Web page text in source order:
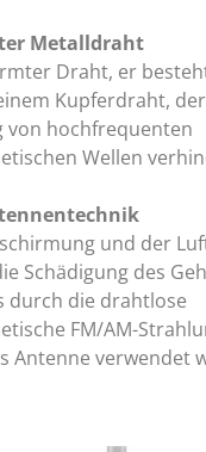
Metalldraht
Draht, er
Kupferdraht,
von hochfrequenten
Wellen
und der
Schädigung des
durch die drahtlose
FM/AM-
Antenne verwendet